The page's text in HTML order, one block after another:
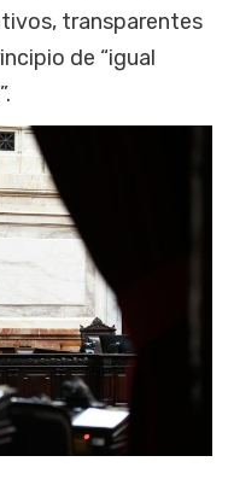
transparentes
de “igual